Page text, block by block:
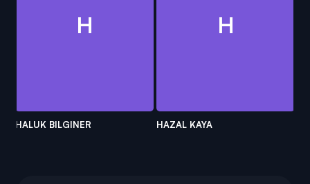
H
HALUK BILGINER
H
HAZAL KAYA